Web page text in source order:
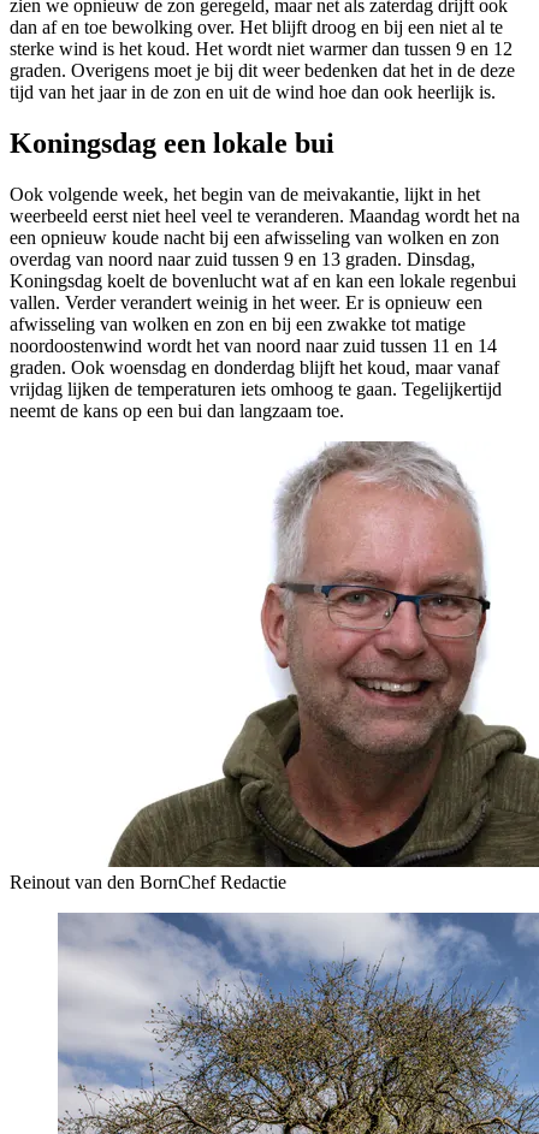
zien we opnieuw de zon geregeld, maar net als zaterdag drijft ook
dan af en toe bewolking over. Het blijft droog en bij een niet al te
sterke wind is het koud. Het wordt niet warmer dan tussen 9 en 12
graden. Overigens moet je bij dit weer bedenken dat het in de deze
tijd van het jaar in de zon en uit de wind hoe dan ook heerlijk is.
Koningsdag een lokale bui
Ook volgende week, het begin van de meivakantie, lijkt in het
weerbeeld eerst niet heel veel te veranderen. Maandag wordt het na
een opnieuw koude nacht bij een afwisseling van wolken en zon
overdag van noord naar zuid tussen 9 en 13 graden. Dinsdag,
Koningsdag koelt de bovenlucht wat af en kan een lokale regenbui
vallen. Verder verandert weinig in het weer. Er is opnieuw een
afwisseling van wolken en zon en bij een zwakke tot matige
noordoostenwind wordt het van noord naar zuid tussen 11 en 14
graden. Ook woensdag en donderdag blijft het koud, maar vanaf
vrijdag lijken de temperaturen iets omhoog te gaan. Tegelijkertijd
neemt de kans op een bui dan langzaam toe.
Reinout van den BornChef Redactie